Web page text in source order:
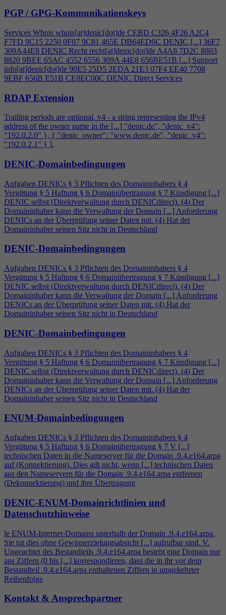
PGP / GPG-Kommunikationskeys
Services Whois whois[at]denic[dot]de CEBD C326 4F26 A2C4
F7FD 9C15 2250 0F07 9C81 465E DB64ED6C DENIC [...] 36F7
309A44E8 DENIC Recht recht[at]denic[dot]de A4A8 7D2C 8803
8820 9BEE 65AC 4552 6556 309A 44E8 656BE51B [...] Support
info[at]denic[dot]de 90E5 25D5 2EDA 21E3 07F4 EE40 7708
9EBF 656B E51B CE8EC00C DENIC Direct Services
RDAP Extension
Trailing periods are optional. v4 - a string representing the IPv4
address of the owner name in the [...] "denic.de", "denic_v4":
"192.0.2.0" }, { "denic_owner": "www.denic.de", "denic_v4":
"192.0.2.1" } ],
DENIC-Domainbedingungen
Aufgaben DENICs § 3 Pflichten des Domaininhabers § 4
Vergütung § 5 Haftung § 6 Domainübertragung § 7 Kündigung [...]
DENIC selbst (Direktverwaltung durch DENICdirect). (4) Der
Domaininhaber kann die Verwaltung der Domain [...] Anforderung
DENICs an der Überprüfung seiner Daten mit. (4) Hat der
Domaininhaber seinen Sitz nicht in Deutschland
DENIC-Domainbedingungen
Aufgaben DENICs § 3 Pflichten des Domaininhabers § 4
Vergütung § 5 Haftung § 6 Domainübertragung § 7 Kündigung [...]
DENIC selbst (Direktverwaltung durch DENICdirect). (4) Der
Domaininhaber kann die Verwaltung der Domain [...] Anforderung
DENICs an der Überprüfung seiner Daten mit. (4) Hat der
Domaininhaber seinen Sitz nicht in Deutschland
DENIC-Domainbedingungen
Aufgaben DENICs § 3 Pflichten des Domaininhabers § 4
Vergütung § 5 Haftung § 6 Domainübertragung § 7 Kündigung [...]
DENIC selbst (Direktverwaltung durch DENICdirect). (4) Der
Domaininhaber kann die Verwaltung der Domain [...] Anforderung
DENICs an der Überprüfung seiner Daten mit. (4) Hat der
Domaininhaber seinen Sitz nicht in Deutschland
ENUM-Domainbedingungen
Aufgaben DENICs § 3 Pflichten des Domaininhabers § 4
Vergütung § 5 Haftung § 6 Domainübertragung § 7 V [...]
technischen Daten in die Nameserver für die Domain .9.4.e164.arpa
auf (Konnektierung). Dies gilt nicht, wenn [...] technischen Daten
aus den Nameservern für die Domain .9.4.e164.arpa entfernen
(Dekonnektierung) und ihre Übertragung
DENIC-ENUM-Domainrichtlinien und
Datenschutzhinweise
le ENUM-Internet-Domains unterhalb der Domain .9.4.e164.arpa.
Sie tut dies ohne Gewinnerzielungsabsicht [...] aufrufbar sind. V.
Ungeachtet des Bestandteils .9.4.e164.arpa besteht eine Domain nur
aus Ziffern (0 bis [...] korrespondieren, dass die in ihr vor dem
Bestandteil .9.4.e164.arpa enthaltenen Ziffern in umgekehrter
Reihenfolge
Kontakt & Ansprechpartner